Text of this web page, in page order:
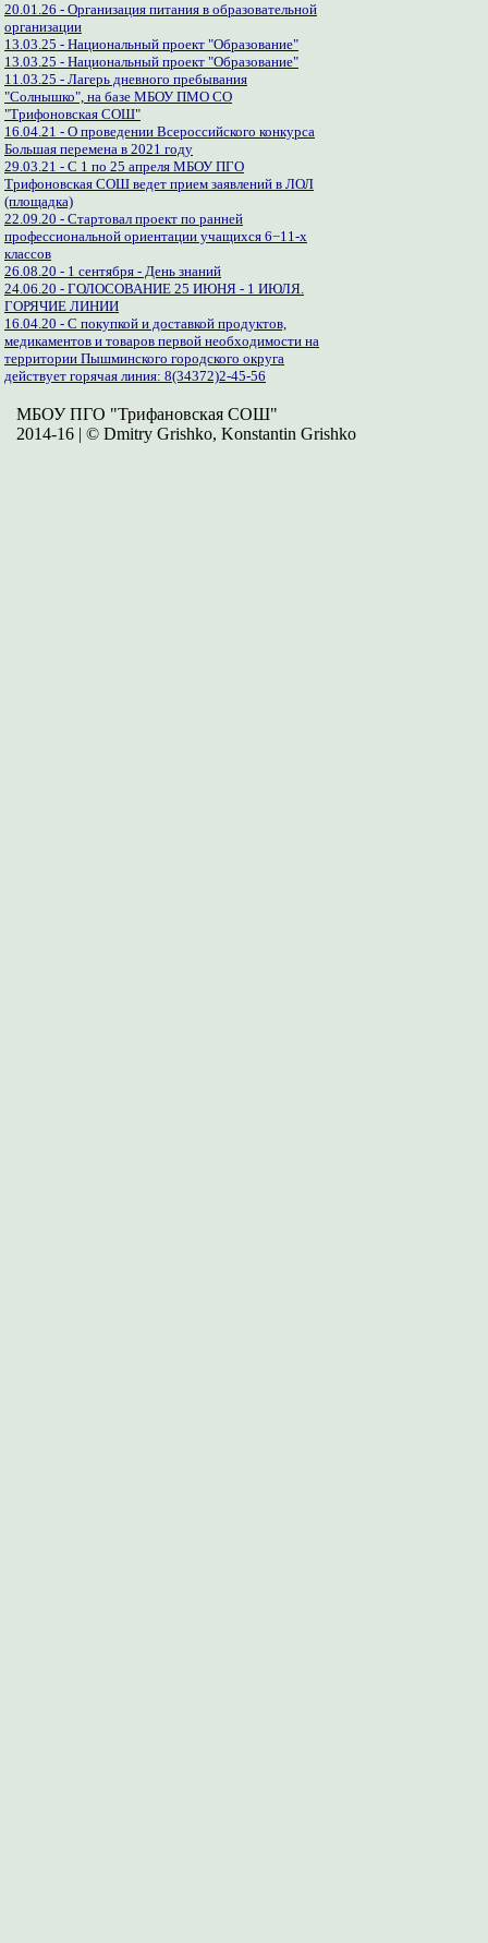
20.01.26 - Организация питания в образовательной
организации
13.03.25 - Национальный проект "Образование"
13.03.25 - Национальный проект "Образование"
11.03.25 - Лагерь дневного пребывания
"Солнышко", на базе МБОУ ПМО СО
"Трифоновская СОШ"
16.04.21 - О проведении Всероссийского конкурса
Большая перемена в 2021 году
29.03.21 - С 1 по 25 апреля МБОУ ПГО
Трифоновская СОШ ведет прием заявлений в ЛОЛ
(площадка)
22.09.20 - Стартовал проект по ранней
профессиональной ориентации учащихся 6−11-х
классов
26.08.20 - 1 сентября - День знаний
24.06.20 - ГОЛОСОВАНИЕ 25 ИЮНЯ - 1 ИЮЛЯ.
ГОРЯЧИЕ ЛИНИИ
16.04.20 - С покупкой и доставкой продуктов,
медикаментов и товаров первой необходимости на
территории Пышминского городского округа
действует горячая линия: 8(34372)2-45-56
МБОУ ПГО "Трифановская СОШ"
2014-16 | © Dmitry Grishko, Konstantin Grishko